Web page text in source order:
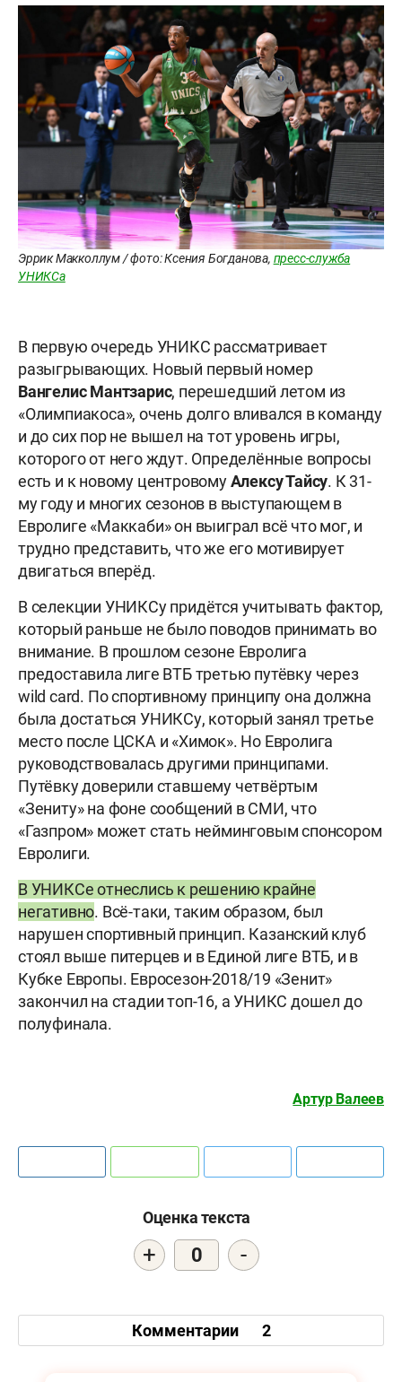
Эррик Макколлум / фото: Ксения Богданова, пресс-служба
УНИКСа
В первую очередь УНИКС рассматривает
разыгрывающих. Новый первый номер
ВангелисМантзарис, перешедший летом из
«Олимпиакоса», очень долго вливался в команду
и до сих пор не вышел на тот уровень игры,
которого от него ждут. Определённые вопросы
есть и к новому центровомуАлексуТайсу. К 31-
му году и многих сезонов в выступающем в
Евролиге «Маккаби» он выиграл всё что мог, и
трудно представить, что же его мотивирует
двигаться вперёд.
В селекции УНИКСу придётся учитывать фактор,
который раньше не было поводов принимать во
внимание. В прошлом сезоне Евролига
предоставила лиге ВТБ третью путёвку через
wild card. По спортивному принципу она должна
была достаться УНИКСу, который занял третье
место после ЦСКА и «Химок». Но Евролига
руководствовалась другими принципами.
Путёвку доверили ставшему четвёртым
«Зениту» на фоне сообщений в СМИ, что
«Газпром» может стать нейминговым спонсором
Евролиги.
В УНИКСе отнеслись к решению крайне
негативно. Всё-таки, таким образом, был
нарушен спортивный принцип. Казанский клуб
стоял выше питерцев и в Единой лиге ВТБ, и в
Кубке Европы. Евросезон-2018/19 «Зенит»
закончил на стадии топ-16, а УНИКС дошел до
полуфинала.
Артур Валеев
Оценка текста
+ 0 -
Комментарии 2